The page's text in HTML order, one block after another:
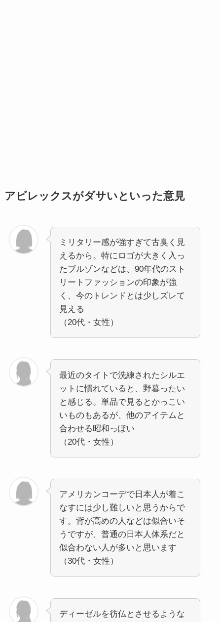
アビレックスがダサいといった意見
ミリタリー感が強すぎて古臭く見
えるから。特にロゴが大きく入っ
たブルゾンなどは、90年代のスト
リートファッションの印象が強
く、今のトレンドとは少しズレて
見える
（20代・女性）
最近のタイトで洗練されたシルエ
ットに慣れていると、野暮ったい
と感じる。単品で見るとかっこい
いものもあるが、他のアイテムと
合わせる昭和っぽい
（20代・女性）
アメリカンコーデで日本人が着こ
なすには少し難しいと思うからで
す。背が高めの人などは似合いそ
うですが、普通の日本人体系だと
似合わない人が多いと思います
（30代・女性）
ディーゼルを彷仏とさせるような